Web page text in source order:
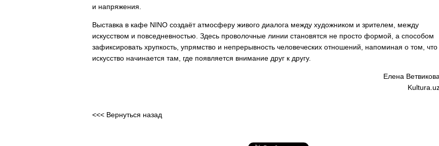
и напряжения.
Выставка в кафе NINO создаёт атмосферу живого диалога между художником и зрителем, между
искусством и повседневностью. Здесь проволочные линии становятся не просто формой, а способом
зафиксировать хрупкость, упрямство и непрерывность человеческих отношений, напоминая о том, что
искусство начинается там, где появляется внимание друг к другу.
Елена Ветвикова
<<< Вернуться назад